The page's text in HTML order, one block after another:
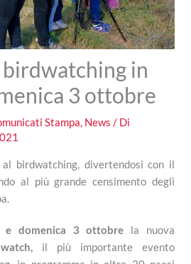
birdwatching in
3 ottobre
Stampa, News / Di
birdwatching, divertendosi con il
al più grande censimento degli
e domenica 3 ottobre la nuova
il più importante evento